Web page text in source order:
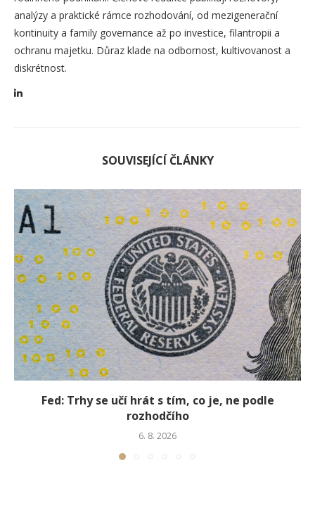
analýzy a praktické rámce rozhodování, od mezigenerační
kontinuity a family governance až po investice, filantropii a
ochranu majetku. Důraz klade na odbornost, kultivovanost a
diskrétnost.
SOUVISEJÍCÍ ČLÁNKY
Fed: Trhy se učí hrát s tím, co je, ne podle
rozhodčího
6. 8. 2026